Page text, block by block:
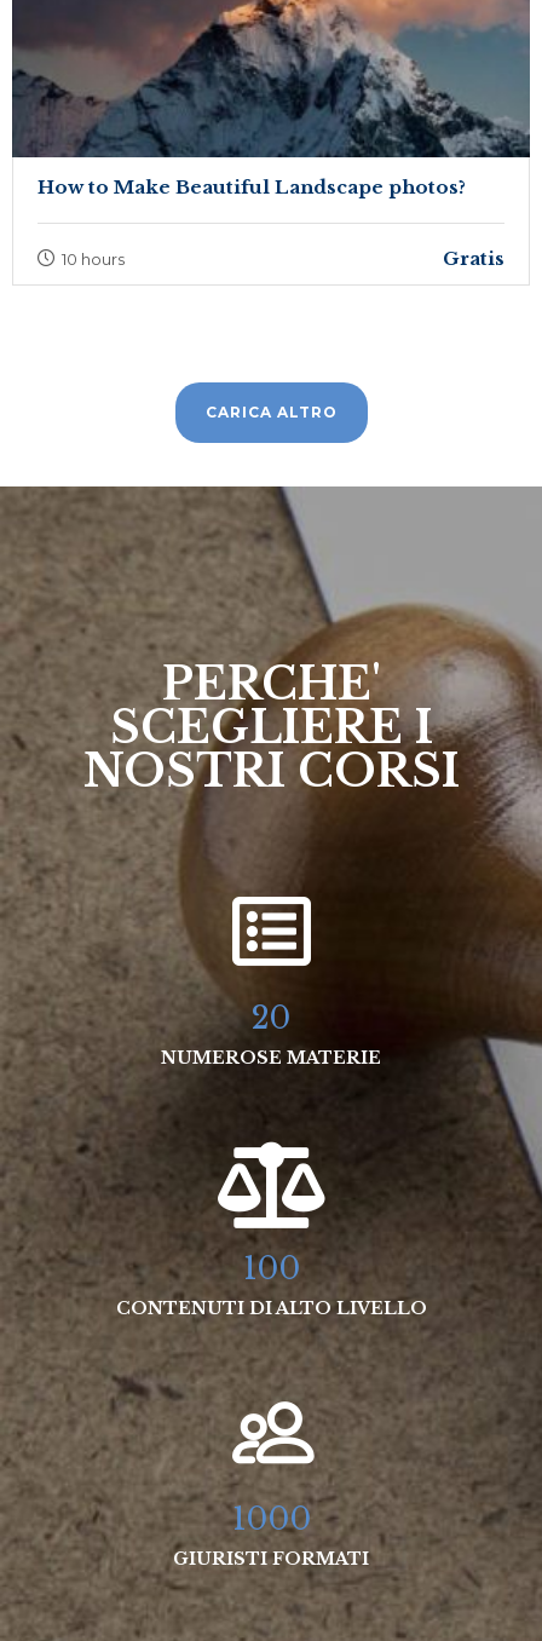
How to Make Beautiful Landscape photos?
10 hours Gratis
CARICA ALTRO
PERCHE'
SCEGLIERE I
NOSTRI CORSI
20
NUMEROSE MATERIE
100
CONTENUTI DI ALTO LIVELLO
1000
GIURISTI FORMATI